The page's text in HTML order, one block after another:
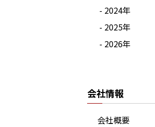
- 2024年
- 2025年
- 2026年
会社情報
会社概要